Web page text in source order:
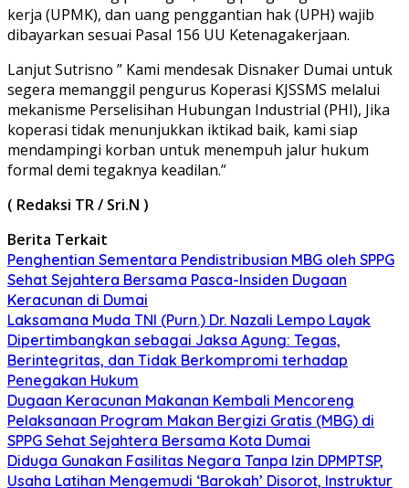
kerja (UPMK), dan uang penggantian hak (UPH) wajib
dibayarkan sesuai Pasal 156 UU Ketenagakerjaan.
Lanjut Sutrisno ” Kami mendesak Disnaker Dumai untuk
segera memanggil pengurus Koperasi KJSSMS melalui
mekanisme Perselisihan Hubungan Industrial (PHI), Jika
koperasi tidak menunjukkan iktikad baik, kami siap
mendampingi korban untuk menempuh jalur hukum
formal demi tegaknya keadilan.”
( Redaksi TR / Sri.N )
Berita Terkait
Penghentian Sementara Pendistribusian MBG oleh SPPG
Sehat Sejahtera Bersama Pasca-Insiden Dugaan
Keracunan di Dumai
Laksamana Muda TNI (Purn.) Dr. Nazali Lempo Layak
Dipertimbangkan sebagai Jaksa Agung: Tegas,
Berintegritas, dan Tidak Berkompromi terhadap
Penegakan Hukum
Dugaan Keracunan Makanan Kembali Mencoreng
Pelaksanaan Program Makan Bergizi Gratis (MBG) di
SPPG Sehat Sejahtera Bersama Kota Dumai
Diduga Gunakan Fasilitas Negara Tanpa Izin DPMPTSP,
Usaha Latihan Mengemudi ‘Barokah’ Disorot, Instruktur